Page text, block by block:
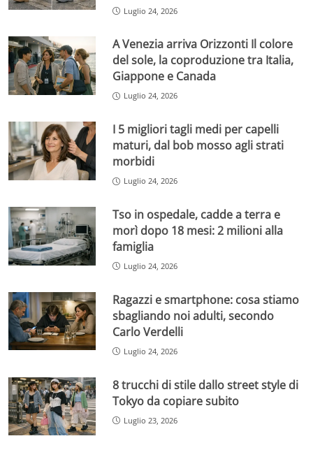
Luglio 24, 2026
A Venezia arriva Orizzonti Il colore
del sole, la coproduzione tra Italia,
Giappone e Canada
Luglio 24, 2026
I 5 migliori tagli medi per capelli
maturi, dal bob mosso agli strati
morbidi
Luglio 24, 2026
Tso in ospedale, cadde a terra e
morì dopo 18 mesi: 2 milioni alla
famiglia
Luglio 24, 2026
Ragazzi e smartphone: cosa stiamo
sbagliando noi adulti, secondo
Carlo Verdelli
Luglio 24, 2026
8 trucchi di stile dallo street style di
Tokyo da copiare subito
Luglio 23, 2026